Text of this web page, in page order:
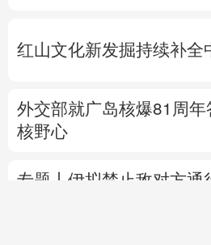
红山文化新发掘持续补全
外交部就广岛核爆81周年
核野心
专题丨 伊拟禁止敌对方通